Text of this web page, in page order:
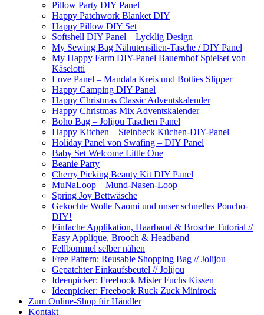
Pillow Party DIY Panel
Happy Patchwork Blanket DIY
Happy Pillow DIY Set
Softshell DIY Panel – Lycklig Design
My Sewing Bag Nähutensilien-Tasche / DIY Panel
My Happy Farm DIY-Panel Bauernhof Spielset von
Käselotti
Love Panel – Mandala Kreis und Botties Slipper
Happy Camping DIY Panel
Happy Christmas Classic Adventskalender
Happy Christmas Mix Adventskalender
Boho Bag – Jolijou Taschen Panel
Happy Kitchen – Steinbeck Küchen-DIY-Panel
Holiday Panel von Swafing – DIY Panel
Baby Set Welcome Little One
Beanie Party
Cherry Picking Beauty Kit DIY Panel
MuNaLoop – Mund-Nasen-Loop
Spring Joy Bettwäsche
Gekochte Wolle Naomi und unser schnelles Poncho-
DIY!
Einfache Applikation, Haarband & Brosche Tutorial //
Easy Applique, Brooch & Headband
Fellbommel selber nähen
Free Pattern: Reusable Shopping Bag // Jolijou
Gepatchter Einkaufsbeutel // Jolijou
Ideenpicker: Freebook Mister Fuchs Kissen
Ideenpicker: Freebook Ruck Zuck Minirock
Zum Online-Shop für Händler
Kontakt